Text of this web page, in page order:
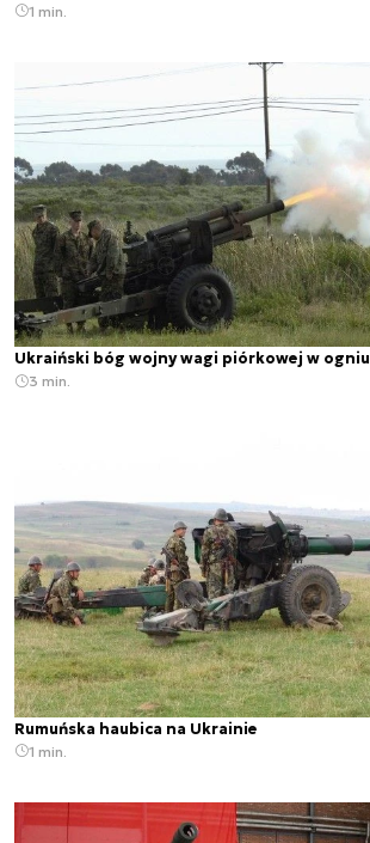
1 min.
Ukraiński bóg wojny wagi piórkowej w ogniu
3 min.
Rumuńska haubica na Ukrainie
1 min.